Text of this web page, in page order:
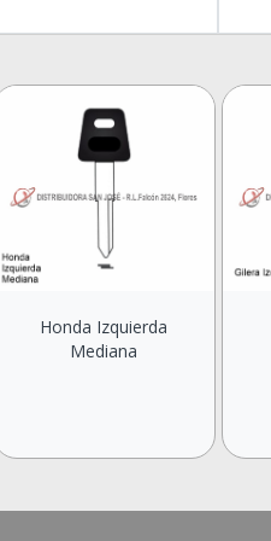
Honda Izquierda
Mediana